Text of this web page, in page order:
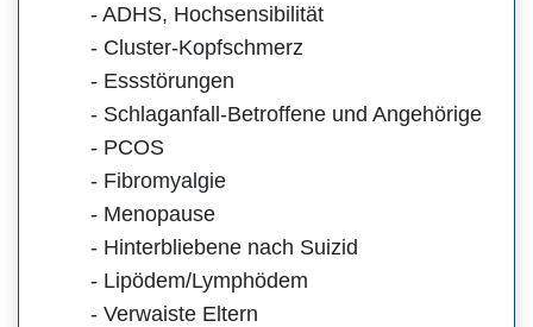
- ADHS, Hochsensibilität
- Cluster-Kopfschmerz
- Essstörungen
- Schlaganfall-Betroffene und Angehörige
- PCOS
- Fibromyalgie
- Menopause
- Hinterbliebene nach Suizid
- Lipödem/Lymphödem
- Verwaiste Eltern